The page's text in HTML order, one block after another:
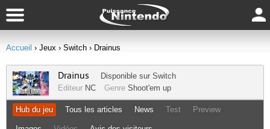
Accueil › Jeux › Switch › Drainus
Drainus Disponible sur Switch
Editeur NC Genre Shoot'em up
Hub du jeu Tous les articles News Test Preview